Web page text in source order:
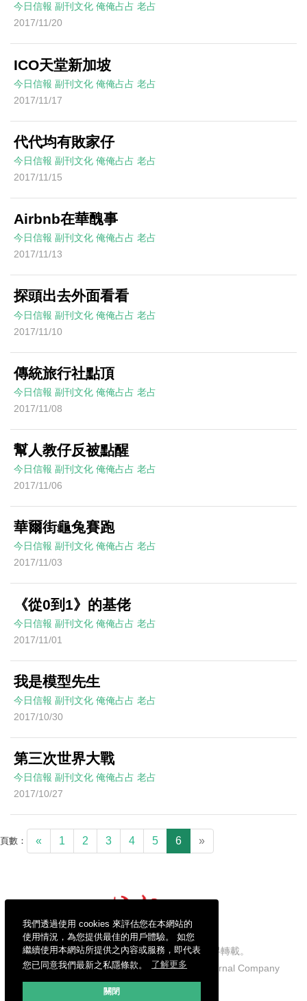
我們透過使用 cookies 來評估您在本網站的
使用情況，為您提供最佳的用戶體驗。 如您
繼續使用本網站所提供之內容或服務，即代表
您已同意我們最新之私隱條款。
了解更多
關閉
今日信報 副刊文化 俺俺占占 老占
2017/11/20
ICO天堂新加坡
今日信報 副刊文化 俺俺占占 老占
2017/11/17
代代均有敗家仔
今日信報 副刊文化 俺俺占占 老占
2017/11/15
Airbnb在華醜事
今日信報 副刊文化 俺俺占占 老占
2017/11/13
探頭出去外面看看
今日信報 副刊文化 俺俺占占 老占
2017/11/10
傳統旅行社點頂
今日信報 副刊文化 俺俺占占 老占
2017/11/08
幫人教仔反被點醒
今日信報 副刊文化 俺俺占占 老占
2017/11/06
華爾街龜兔賽跑
今日信報 副刊文化 俺俺占占 老占
2017/11/03
《從0到1》的基佬
今日信報 副刊文化 俺俺占占 老占
2017/11/01
我是模型先生
今日信報 副刊文化 俺俺占占 老占
2017/10/30
第三次世界大戰
今日信報 副刊文化 俺俺占占 老占
2017/10/27
頁數： « 1 2 3 4 5 6 »
信報財經新聞有限公司版權所有，不得轉載。
Copyright © 2026 Hong Kong Economic Journal Company
Limited. All rights reserved.